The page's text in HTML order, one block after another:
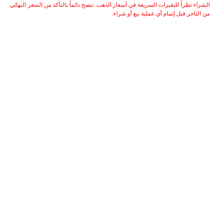
الشراء نظراً للتغيرات السريعة في أسعار الذهب. ننصح دائماً بالتأكد من السعر النهائي
من التاجر قبل إتمام أي عملية بيع أو شراء.